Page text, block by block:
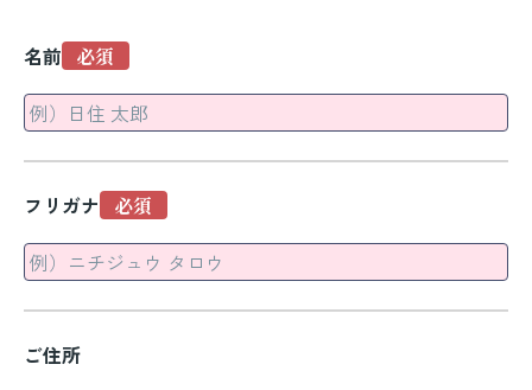
名前
フリガナ
ご住所